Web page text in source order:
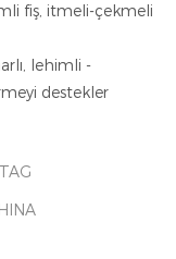
fiş, itmeli-çekmeli
lehimli -
destekler